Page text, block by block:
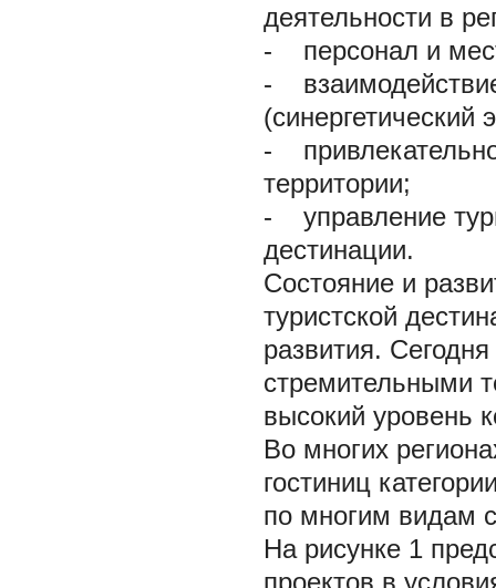
деятельности в
-
персонал и
-
(синергетический
-
территории;
-
управление
дестинации.
Состояние и
туристской
развития.
стремительными
высокий уровень
Во многих
гостиниц
по многим видам
На рисунке 1
проектов в